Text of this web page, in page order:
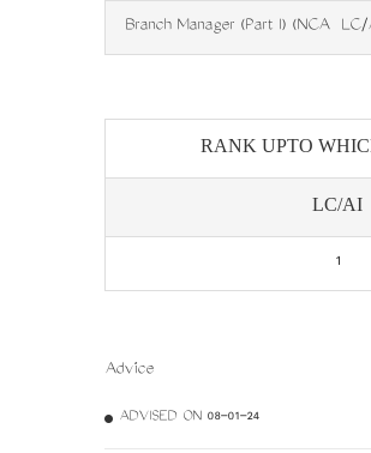
Branch Manager (Part I) (NCA ­ LC/
RANK UPTO
LC/AI
1
Advice
ADVISED ON 08-01-24